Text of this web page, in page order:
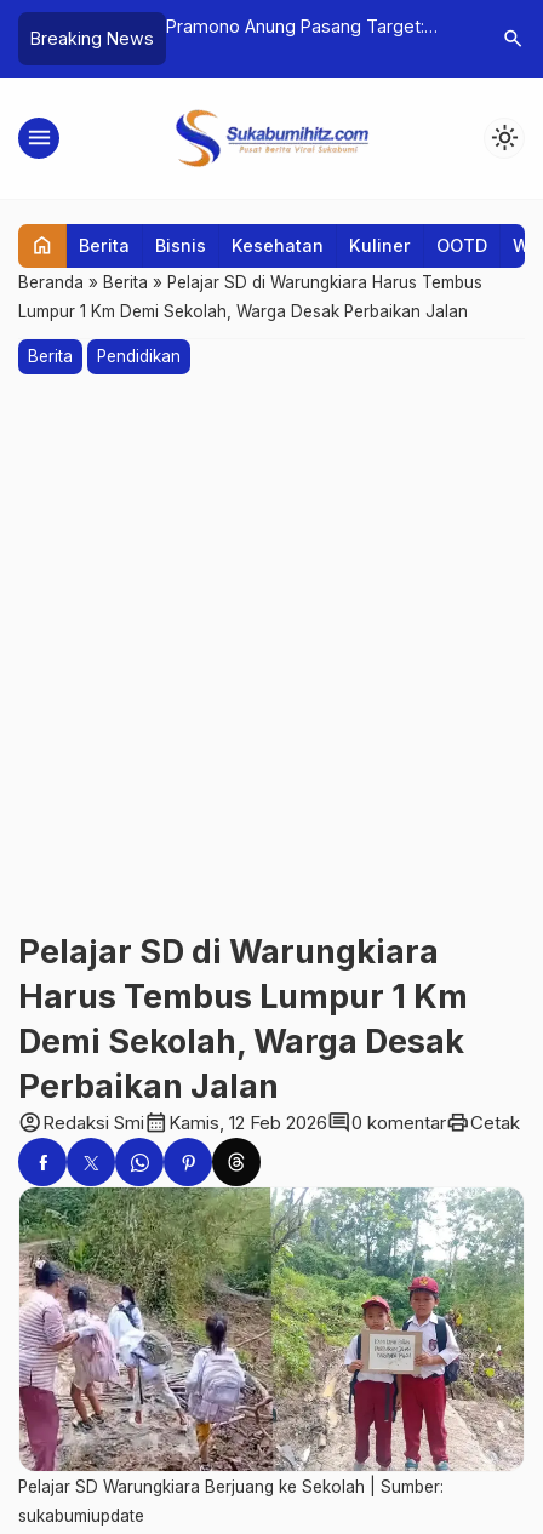
Breaking News
Strategis dalam
Pembangkit
Pramono Anung Pasang Target:
Olahraga Nasional
PLNsearch
menu light_mode
home Berita Bisnis Kesehatan Kuliner OOTD
Beranda » Berita » Pelajar SD di Warungkiara Harus Tembus
Lumpur 1 Km Demi Sekolah, Warga Desak Perbaikan Jalan
Berita Pendidikan
Pelajar SD di Warungkiara
Harus Tembus Lumpur 1 Km
Demi Sekolah, Warga Desak
Perbaikan Jalan
account_circleRedaksi Smicalendar_month Kamis, 12 Feb 2026comment0 komentarprintCetak
Pelajar SD Warungkiara Berjuang ke Sekolah | Sumber:
sukabumiupdate